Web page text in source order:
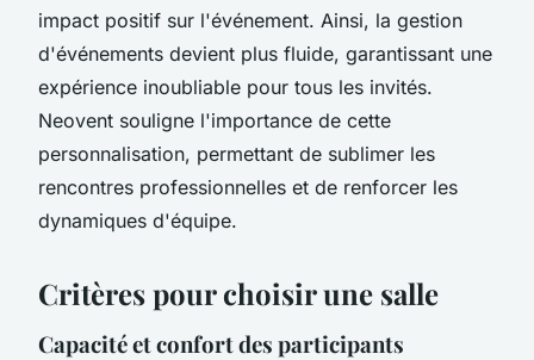
impact positif sur l'événement. Ainsi, la gestion
d'événements devient plus fluide, garantissant une
expérience inoubliable pour tous les invités.
Neovent souligne l'importance de cette
personnalisation, permettant de sublimer les
rencontres professionnelles et de renforcer les
dynamiques d'équipe.
Critères pour choisir une salle
Capacité et confort des participants